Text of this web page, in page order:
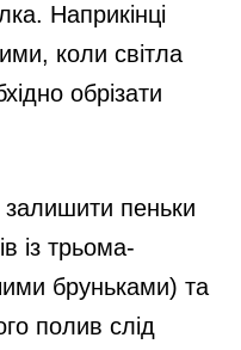
Наприкінці
коли світла
обрізати
пеньки
із трьома-
бруньками) та
полив слід